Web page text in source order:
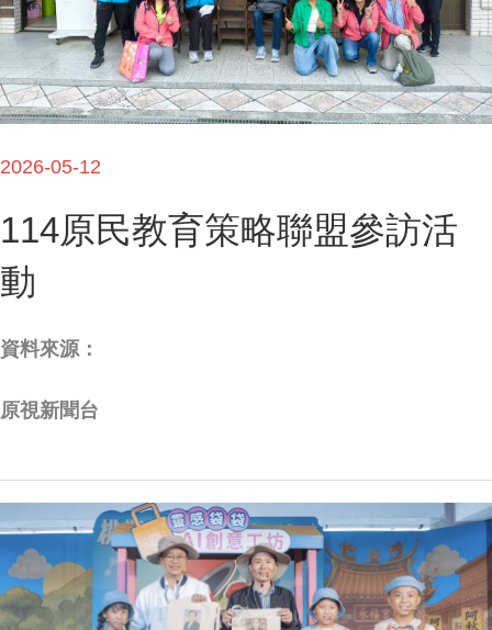
2026-05-12
114原民教育策略聯盟參訪活
動
資料來源：
原視新聞台